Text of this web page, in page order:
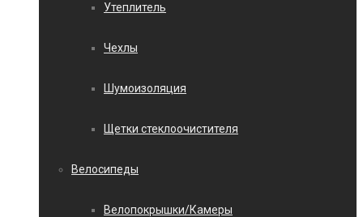
Утеплитель
Чехлы
Шумоизоляция
Щетки стеклоочистителя
Велосипеды
Велопокрышки/Камеры